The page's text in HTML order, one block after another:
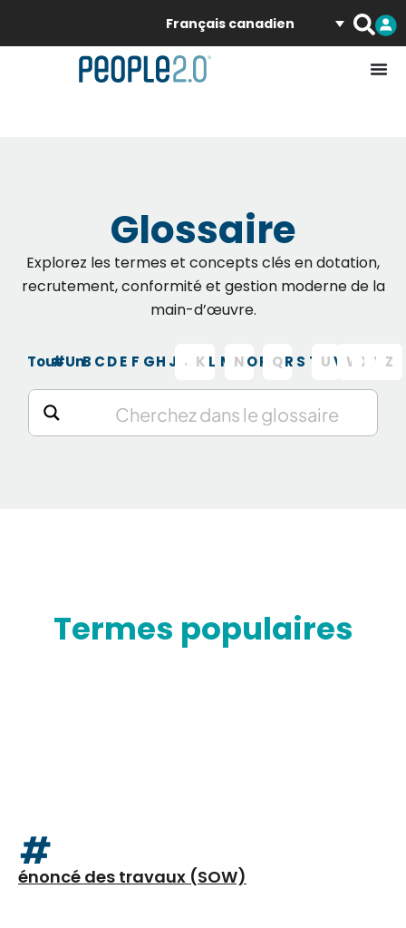
Français canadien
Glossaire
Explorez les termes et concepts clés en dotation,
recrutement, conformité et gestion moderne de la
main-d’œuvre.
Tous
#UnB CDE F GH JeJ K L M NOP QR S T UV W X Y Z
Termes populaires
#
énoncé des travaux (SOW)